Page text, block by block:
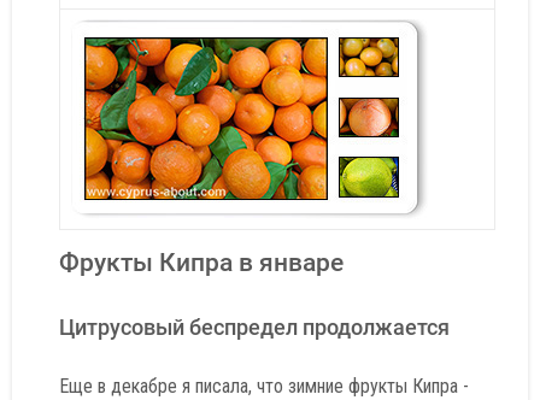
Фрукты Кипра в январе
Цитрусовый беспредел продолжается
Еще в декабре я писала, что зимние фрукты Кипра -